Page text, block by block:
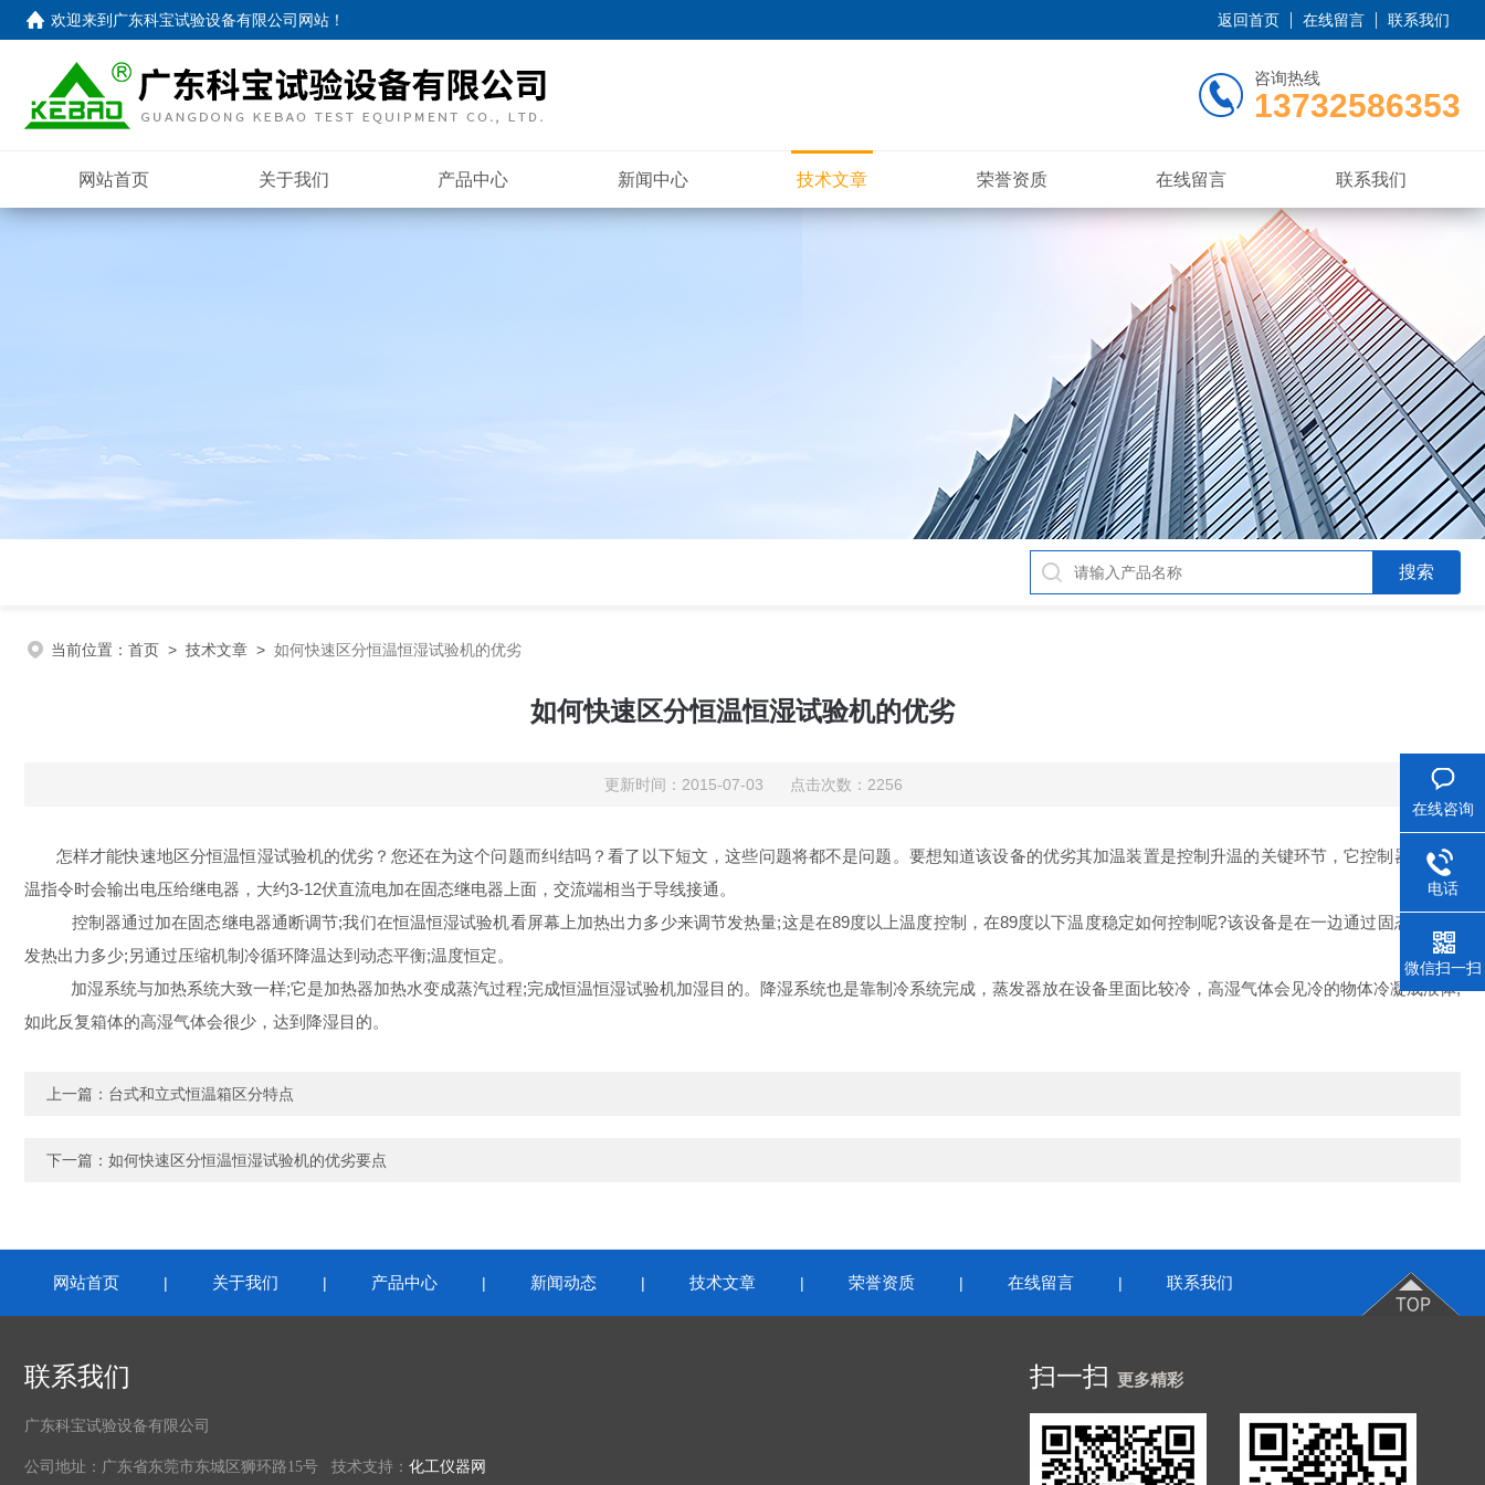
欢迎来到 广东科宝试验设备有限公司网站 ！ 返回首页 在线留言 联系我们
咨询热线
13732586353
网站首页 关于我们 产品中心 新闻中心 技术文章 荣誉资质 在线留言 联系我们
当前位置： 首页 > 技术文章 > 如何快速区分恒温恒湿试验机的优劣
如何快速区分恒温恒湿试验机的优劣
更新时间：2015-07-03 点击次数：2256
怎样才能快速地区分恒温恒湿试验机的优劣？您还在为这个问题而纠结吗？看了以下短文，这些问题将都不是问题。要想知道该设备的优劣其加温装置是控制升温的关键环节，它控制器得到升
温指令时会输出电压给继电器，大约3-12伏直流电加在固态继电器上面，交流端相当于导线接通。
控制器通过加在固态继电器通断调节;我们在恒温恒湿试验机看屏幕上加热出力多少来调节发热量;这是在89度以上温度控制，在89度以下温度稳定如何控制呢?该设备是在一边通过固态继电器
发热出力多少;另通过压缩机制冷循环降温达到动态平衡;温度恒定。
加湿系统与加热系统大致一样;它是加热器加热水变成蒸汽过程;完成恒温恒湿试验机加湿目的。降湿系统也是靠制冷系统完成，蒸发器放在设备里面比较冷，高湿气体会见冷的物体冷凝成液体;
如此反复箱体的高湿气体会很少，达到降湿目的。
上一篇： 台式和立式恒温箱区分特点
下一篇： 如何快速区分恒温恒湿试验机的优劣要点
网站首页 | 关于我们 | 产品中心 | 新闻动态 | 技术文章 | 荣誉资质 | 在线留言 | 联系我们
联系我们
广东科宝试验设备有限公司
公司地址：广东省东莞市东城区狮环路15号 技术支持： 化工仪器网
扫一扫 更多精彩
在线咨询
电话
微信扫一扫